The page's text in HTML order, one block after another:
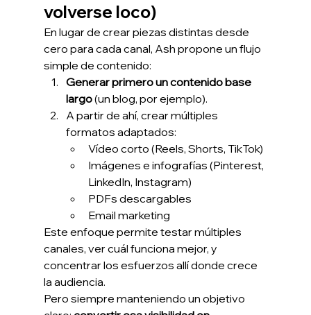
volverse loco)
En lugar de crear piezas distintas desde
cero para cada canal, Ash propone un flujo
simple de contenido:
Generar primero un contenido base
largo (un blog, por ejemplo).
A partir de ahí, crear múltiples
formatos adaptados:
Vídeo corto (Reels, Shorts, TikTok)
Imágenes e infografías (Pinterest,
LinkedIn, Instagram)
PDFs descargables
Email marketing
Este enfoque permite testar múltiples
canales, ver cuál funciona mejor, y
concentrar los esfuerzos allí donde crece
la audiencia.
Pero siempre manteniendo un objetivo